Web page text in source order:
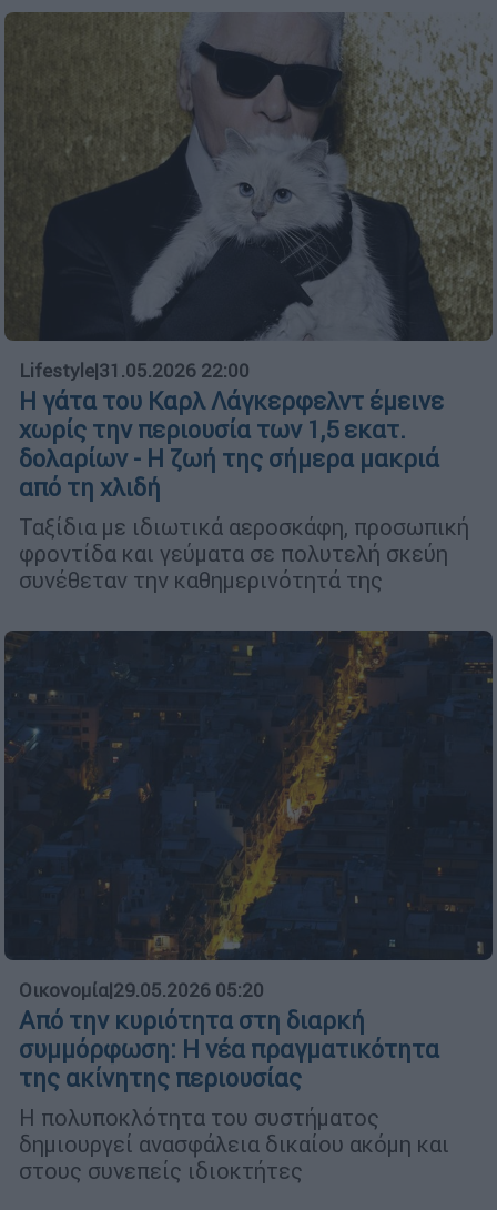
Lifestyle|31.05.2026 22:00
Η γάτα του Καρλ Λάγκερφελντ έμεινε
χωρίς την περιουσία των 1,5 εκατ.
δολαρίων - Η ζωή της σήμερα μακριά
από τη χλιδή
Ταξίδια με ιδιωτικά αεροσκάφη, προσωπική
φροντίδα και γεύματα σε πολυτελή σκεύη
συνέθεταν την καθημερινότητά της
Οικονομία|29.05.2026 05:20
Από την κυριότητα στη διαρκή
συμμόρφωση: Η νέα πραγματικότητα
της ακίνητης περιουσίας
Η πολυποκλότητα του συστήματος
δημιουργεί ανασφάλεια δικαίου ακόμη και
στους συνεπείς ιδιοκτήτες